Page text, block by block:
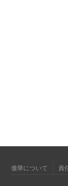
傲華について 責